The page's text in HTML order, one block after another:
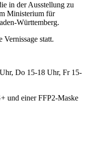
in der Ausstellung zu
Ministerium für
Württemberg.
statt.
Do 15-18 Uhr, Fr 15-
und einer FFP2-Maske